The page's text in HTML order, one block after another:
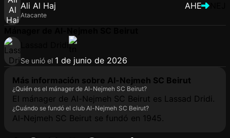
Ali Al Haj
Atacante
AHE
Se unió el 1 de junio de 2026
Más información sobre Al-Nejmeh SC Beirut
¿Quién es el mánager de Al-Nejmeh SC Beirut?
El mánager de Al-Nejmeh SC Beirut es Lassad Dridi.
¿Cuándo se fundó el club Al-Nejmeh SC Beirut?
Al-Nejmeh SC Beirut se fundó en 1945.